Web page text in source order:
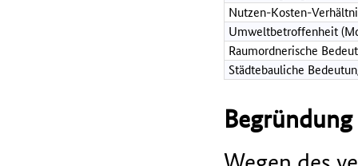
Nutzen-Kosten-
Umweltbetroffenheit
Raumordnerische
Städtebauliche